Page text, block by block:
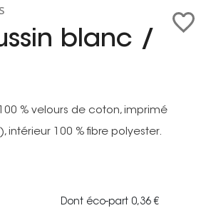
blanc /
% velours de coton, imprimé
intérieur 100 % fibre polyester.
Dont éco-part 0,36 €